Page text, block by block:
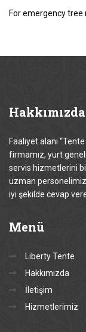
For emergency tree
Hakkımızda
Faaliyet alanı
firmamız, yurt
servis hizmetlerini
uzman
iyi şekilde cevap
Menü
Liberty Tente
Hakkımızda
İletişim
Hizmetlerimiz